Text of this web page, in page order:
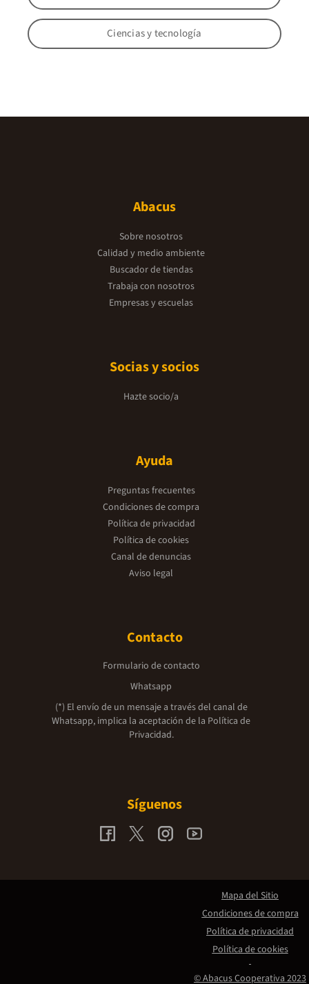
Ciencias y tecnología
Abacus
Sobre nosotros
Calidad y medio ambiente
Buscador de tiendas
Trabaja con nosotros
Empresas y escuelas
Socias y socios
Hazte socio/a
Ayuda
Preguntas frecuentes
Condiciones de compra
Política de privacidad
Política de cookies
Canal de denuncias
Aviso legal
Contacto
Formulario de contacto
Whatsapp
(*) El envío de un mensaje a través del canal de
Whatsapp, implica la aceptación de la Política de
Privacidad.
Síguenos
© Abacus Cooperativa 2023
Mapa del Sitio
Condiciones de compra
Política de privacidad
Política de cookies